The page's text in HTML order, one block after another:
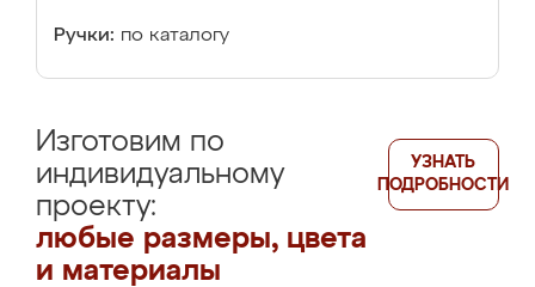
Ручки: по каталогу
Изготовим по
индивидуальному
проекту:
любые размеры, цвета
и материалы
УЗНАТЬ
ПОДРОБНОСТИ